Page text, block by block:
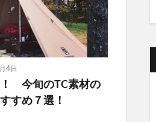
4日
！ 今旬のTC素材の
すめ７選！